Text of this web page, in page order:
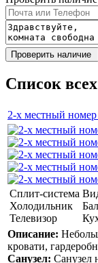
Список
2-х местный
Сплит-система
Холодильник
Телевизор
Описание:
кровати,
Санузел: Санузел